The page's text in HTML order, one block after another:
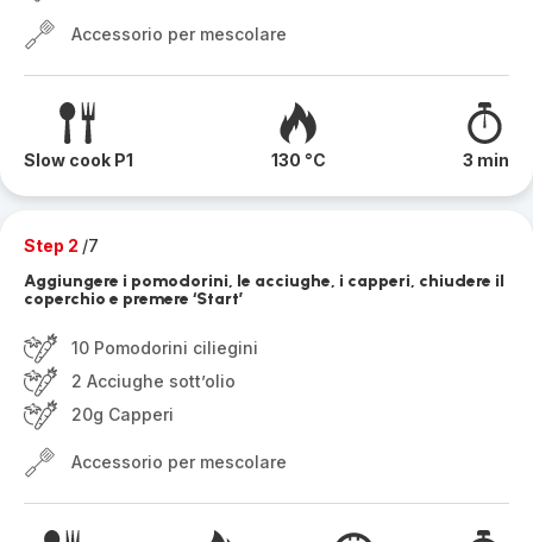
Accessorio per mescolare
Slow cook P1 130 °C 3 min
Step 2 /7
Aggiungere i pomodorini, le acciughe, i capperi, chiudere il
coperchio e premere ‘Start’
10 Pomodorini ciliegini
2 Acciughe sott’olio
20g Capperi
Accessorio per mescolare